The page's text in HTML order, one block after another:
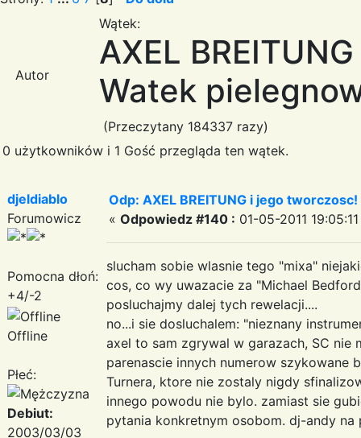
Autor
Wątek:
AXEL
Watek
(Przeczytany 184337 razy)
0 użytkowników i 1 Gość przegląda ten wątek.
djeldiablo
Forumowicz
Pomocna dłoń:
+4/-2
Offline
Płeć:
Debiut:
2003/03/03
Odp: AXEL BREITUNG i jego
« Odpowiedz #140 : 01-05-2011
slucham sobie wlasnie tego "mixa"
cos, co wy uwazacie za "Michael
posluchajmy dalej tych rewelacji....
no...i sie dosluchalem: "nieznany
axel to sam zgrywal w garazach, SC nie
parenascie innych numerow szykowane
Turnera, ktore nie zostaly nigdy
innego powodu nie bylo. zamiast sie
pytania konkretnym osobom. dj-andy na